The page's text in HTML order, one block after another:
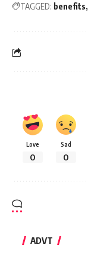
TAGGED: benefits
Love
0
Sad
0
ADVT